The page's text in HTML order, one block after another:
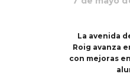
La avenida
Roig avanza
con mejoras